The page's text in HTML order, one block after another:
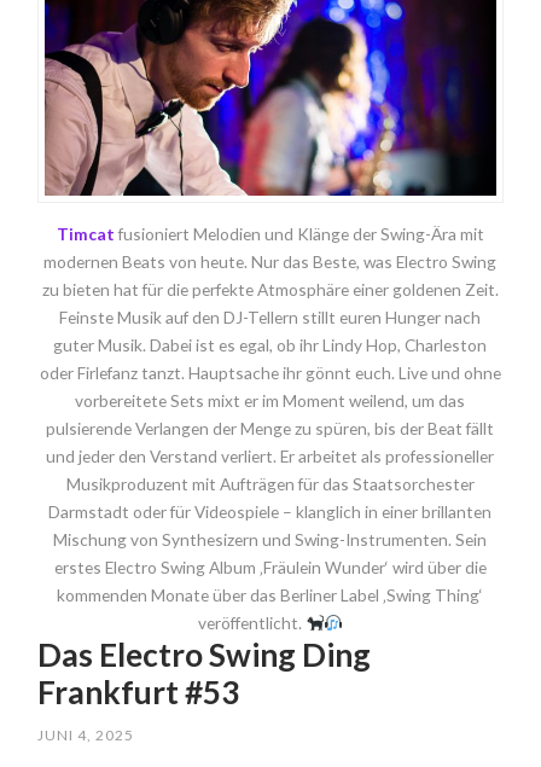
Timcatfusioniert Melodien und Klänge der Swing-Ära mit
modernen Beats von heute. Nur das Beste, was Electro Swing
zu bieten hat für die perfekte Atmosphäre einer goldenen Zeit.
Feinste Musik auf den DJ-Tellern stillt euren Hunger nach
guter Musik. Dabei ist es egal, ob ihr Lindy Hop, Charleston
oder Firlefanz tanzt. Hauptsache ihr gönnt euch. Live und ohne
vorbereitete Sets mixt er im Moment weilend, um das
pulsierende Verlangen der Menge zu spüren, bis der Beat fällt
und jeder den Verstand verliert. Er arbeitet als professioneller
Musikproduzent mit Aufträgen für das Staatsorchester
Darmstadt oder für Videospiele – klanglich in einer brillanten
Mischung von Synthesizern und Swing-Instrumenten. Sein
erstes Electro Swing Album ‚Fräulein Wunder‘ wird über die
kommenden Monate über das Berliner Label ‚Swing Thing‘
veröffentlicht.
Das Electro Swing Ding
Frankfurt #53
JUNI 4, 2025